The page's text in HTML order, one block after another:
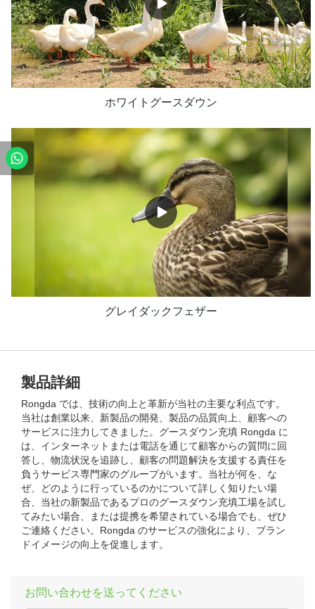
ホワイトグースダウン
グレイダックフェザー
製品詳細
Rongda では、技術の向上と革新が当社の主要な利点です。
当社は創業以来、新製品の開発、製品の品質向上、顧客への
サービスに注力してきました。グースダウン充填 Rongda に
は、インターネットまたは電話を通じて顧客からの質問に回
答し、物流状況を追跡し、顧客の問題解決を支援する責任を
負うサービス専門家のグループがいます。当社が何を、な
ぜ、どのように行っているのかについて詳しく知りたい場
合、当社の新製品であるプロのグースダウン充填工場を試し
てみたい場合、または提携を希望されている場合でも、ぜひ
ご連絡ください。Rongda のサービスの強化により、ブラン
ドイメージの向上を促進します。
お問い合わせを送ってください